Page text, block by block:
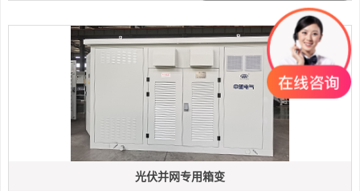
光伏并网专用箱变